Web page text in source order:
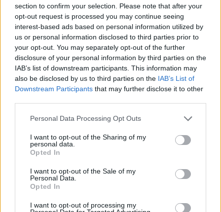
section to confirm your selection. Please note that after your
opt-out request is processed you may continue seeing
interest-based ads based on personal information utilized by
us or personal information disclosed to third parties prior to
your opt-out. You may separately opt-out of the further
disclosure of your personal information by third parties on the
IAB’s list of downstream participants. This information may
also be disclosed by us to third parties on the IAB’s List of
Downstream Participants that may further disclose it to other
Please note that this website/app uses one or more Google
not limited to your visit or usage behaviour. You may click to
grant or deny consent to Google and its third-party tags to
use your data for below specified purposes in below Google
consent section.
Personal Data Processing Opt Outs
I want to opt-out of the Sharing of my
personal data.
Opted In
I want to opt-out of the Sale of my
Personal Data.
Opted In
I want to opt-out of processing my
Sorsdöntő egyeztetés jön az NB I jövőjéről: az MLSZ
tárgyalni hívta a klubokat
Az MLSZ péntek kora délutánra hívta össze az NB I-es klubok
képviselőit egy háttérbeszélgetésre – írta meg a Csakfoci.hu. Az
[…]
2026.05.28 20:34
Megosztás:
KAPCSOLÓDÓ HÍREK
Hírek